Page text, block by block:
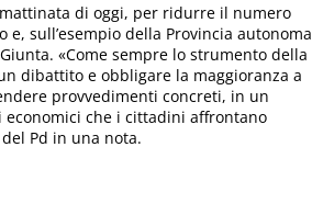
di oggi, per ridurre il numero
e, sull’esempio della Provincia autonoma
«Come sempre lo strumento della
dibattito e obbligare la maggioranza a
provvedimenti concreti, in un
che i cittadini affrontano
Pd in una nota.